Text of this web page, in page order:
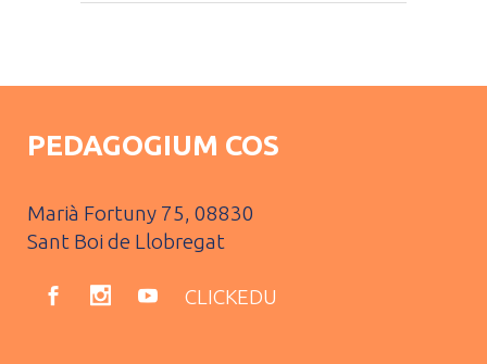
PEDAGOGIUM COS
Marià Fortuny 75, 08830
Sant Boi de Llobregat
CLICKEDU